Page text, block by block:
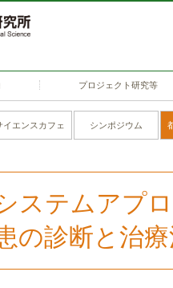
プロジェクト研究等
イエンスカフェ シンポジウム
ステムアプ
の診断と治